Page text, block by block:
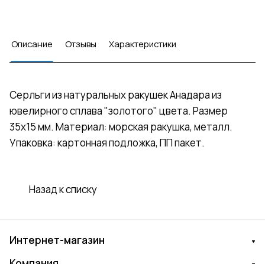
Описание Отзывы Характеристики
Серльги из натуральных ракушек Анадара из
ювелирного сплава "золотого" цвета. Размер
35х15 мм. Материал: морская ракушка, металл.
Упаковка: картонная подложка, ПП пакет.
Назад к списку
Интернет-магазин